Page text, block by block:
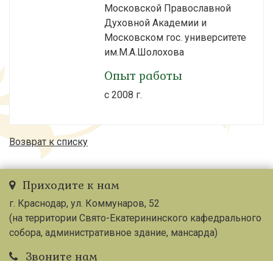
Московской Православной
Духовной Академии и
Московском гос. университете
им.М.А.Шолохова
Опыт работы
с 2008 г.
Возврат к списку
Приходите к нам
г. Краснодар, ул. Коммунаров, 52
(на территории Свято-Екатерининского кафедрального
собора, административное здание, мансарда)
Звоните нам